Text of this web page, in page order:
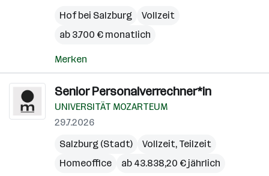
Hof bei Salzburg
Vollzeit
ab 3.700 € monatlich
Merken
Senior Personalverrechner*in
UNIVERSITÄT MOZARTEUM
29.7.2026
Salzburg (Stadt)
Vollzeit, Teilzeit
Homeoffice
ab 43.838,20 € jährlich